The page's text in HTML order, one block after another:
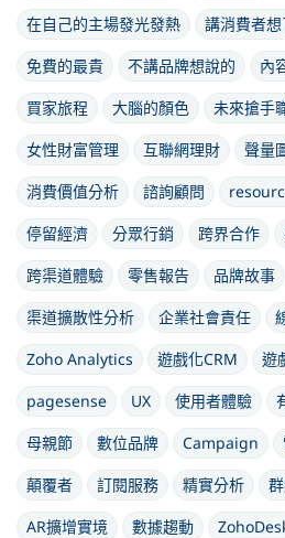
在自己的主場發光發熱
講消費者
免費的最貴
不講品牌想說的 內
買家旅程
大腦的顏色 未來搶手
女性財富管理
互聯網理財 聲量
消費價值分析
諮詢顧問
停留經濟
分眾行銷 跨界合作
跨渠道體驗
零售報告 品牌故事
渠道擴散性分析
企業社會責任
Zoho Analytics
遊戲化CRM 遊
pagesense
UX 使用者體驗
母親節
數位品牌 Campaign
顛覆者
訂閱服務 精實分析
AR擴增實境
數據趨動